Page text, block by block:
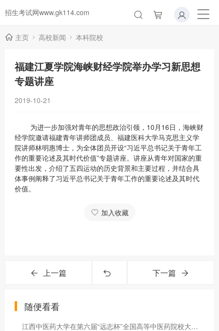
招生考试网www.gk114.com
主页 高校新闻 本科院校
福建江夏学院海峡财经学院举办学习新思想
专题讲座
2019-10-21
为进一步加强对青年的思想政治引领，10月16日，海峡财
经学院邀请福建青年讲师团成员、福建医科大学马克思主义学
院讲师林明惠博士，为全体团员开设“习近平总书记关于青年工
作的重要论述及其时代价值”专题讲座。讲座从青年对国家的重
要性出发，介绍了五四运动的历史背景和主要过程，并结合具
体事例阐释了习近平总书记关于青年工作的重要论述及其时代
价值。
加入收藏
上一篇 下一篇
随便看看
江西中医药大学在第六届“远志杯”全国高等中医药院校大学生课外